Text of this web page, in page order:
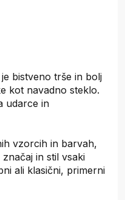
bistveno trše in bolj
kot navadno steklo.
udarce in
vzorcih in barvah,
in stil vsaki
ali klasični, primerni